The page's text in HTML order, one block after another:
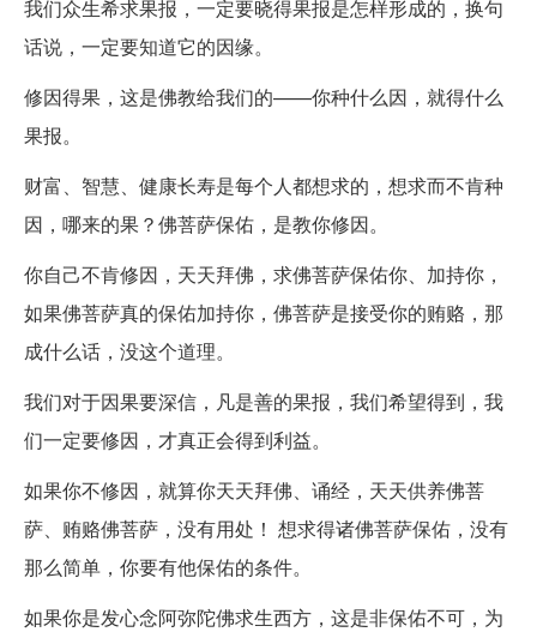
我们众生希求果报，一定要晓得果报是怎样形成的，换句
话说，一定要知道它的因缘。
修因得果，这是佛教给我们的——你种什么因，就得什么
果报。
财富、智慧、健康长寿是每个人都想求的，想求而不肯种
因，哪来的果？佛菩萨保佑，是教你修因。
你自己不肯修因，天天拜佛，求佛菩萨保佑你、加持你，
如果佛菩萨真的保佑加持你，佛菩萨是接受你的贿赂，那
成什么话，没这个道理。
我们对于因果要深信，凡是善的果报，我们希望得到，我
们一定要修因，才真正会得到利益。
如果你不修因，就算你天天拜佛、诵经，天天供养佛菩
萨、贿赂佛菩萨，没有用处！ 想求得诸佛菩萨保佑，没有
那么简单，你要有他保佑的条件。
如果你是发心念阿弥陀佛求生西方，这是非保佑不可，为